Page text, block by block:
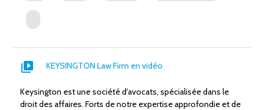
video_library KEYSINGTON Law Firm en vidéo
Keysington est une société d'avocats, spécialisée dans le
droit des affaires. Forts de notre expertise approfondie et de